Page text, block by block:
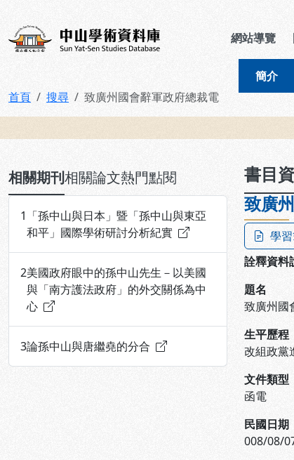
中山學術資料庫 網站導覽
簡介
首頁 搜尋 致廣州國會辭軍政府總裁電
相關期刊相關論文熱門點閱
1 「孫中山與日本」暨「孫中山與東亞
和平」國際學術研討分析紀實
2美國政府眼中的孫中山先生－以美國
與「南方護法政府」的外交關係為中
心
3論孫中山與唐繼堯的分合
書目
致廣
學
詮釋資料
題名
致廣州國
生平歷程
改組政黨
文件類型
函電
民國日期
008/08/